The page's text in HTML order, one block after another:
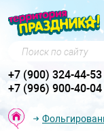
Поиск по сайту
+7 (900) 324-44-53
+7 (996) 900-40-04